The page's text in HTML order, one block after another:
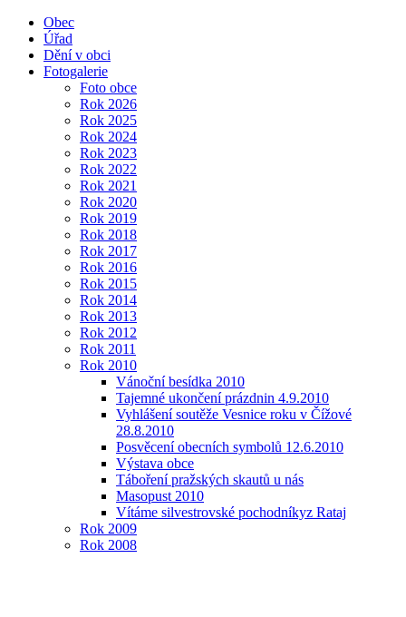
Obec
Úřad
Dění v obci
Fotogalerie
Foto obce
Rok 2026
Rok 2025
Rok 2024
Rok 2023
Rok 2022
Rok 2021
Rok 2020
Rok 2019
Rok 2018
Rok 2017
Rok 2016
Rok 2015
Rok 2014
Rok 2013
Rok 2012
Rok 2011
Rok 2010
Vánoční besídka 2010
Tajemné ukončení prázdnin 4.9.2010
Vyhlášení soutěže Vesnice roku v Čížové
28.8.2010
Posvěcení obecních symbolů 12.6.2010
Výstava obce
Táboření pražských skautů u nás
Masopust 2010
Vítáme silvestrovské pochodníkyz Rataj
Rok 2009
Rok 2008